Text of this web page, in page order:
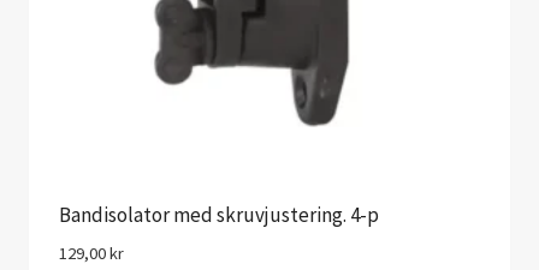
Bandisolator med skruvjustering. 4-p
129,00kr